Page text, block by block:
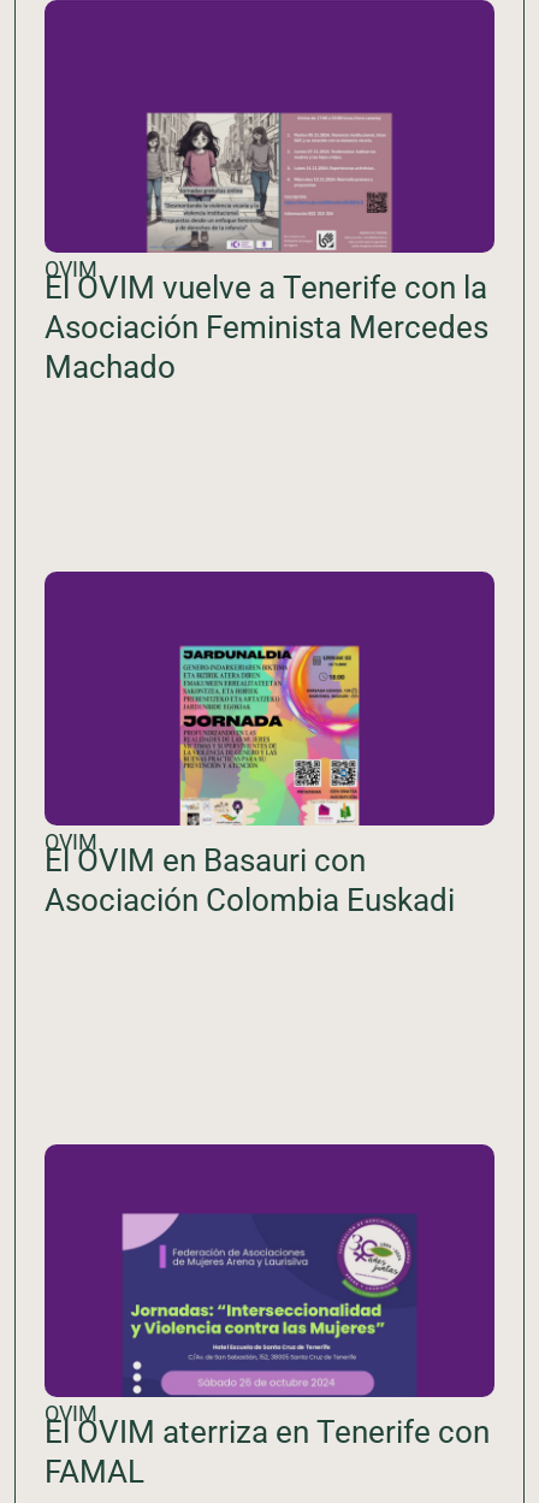
OVIM
El OVIM vuelve a Tenerife con la
Asociación Feminista Mercedes
Machado
OVIM
El OVIM en Basauri con
Asociación Colombia Euskadi
OVIM
El OVIM aterriza en Tenerife con
FAMAL